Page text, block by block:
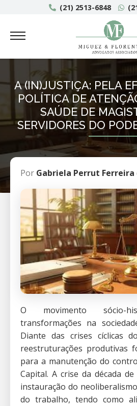
(21) 2513-6848
A (IN)JUSTIÇA: PELA
POLÍTICA DE
SAÚDE DE
SERVIDORES DO
Por Gabriela Perrut Ferreira
O movimento sócio-
transformações na
Diante das crises cíclicas
reestruturações produtivas
para a manutenção do
Capital. A crise da década
instauração do
do trabalho, tendo como